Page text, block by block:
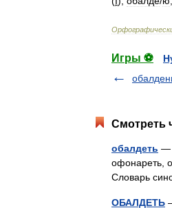
Игры ⚽
Смотреть
обалдеть —
офонареть,
Словарь
ОБАЛДЕТЬ